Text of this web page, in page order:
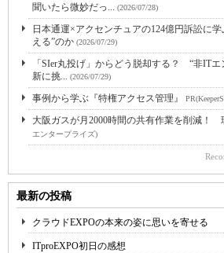
聞いたら微妙だっ... (2026/07/28)
日本通運×アクセンチュアの124億円訴訟に
える”のか (2026/07/29)
「SIer丸投げ」からどう脱却する？ “非ITエ
新に挑... (2026/07/29)
事例から学ぶ『特権アクセス管理』
大阪ガスが月2000時間の共有作業を削減！
エンタープライズ)
最新の投稿
クラウドEXPOの本来の姿に思いを寄せる
ITproEXPO初日の感想